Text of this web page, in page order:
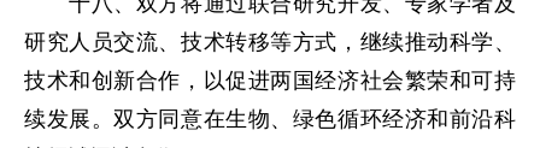
研究人员交流、技术转移等方式，继续推动科学、
技术和创新合作，以促进两国经济社会繁荣和可持
续发展。双方同意在生物、绿色循环经济和前沿科